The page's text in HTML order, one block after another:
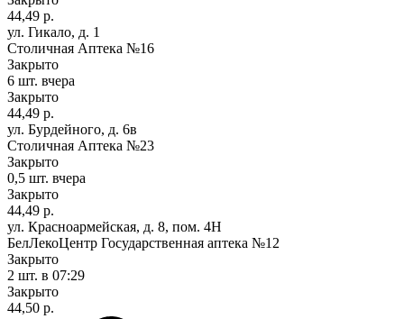
44,49 р.
ул. Гикало, д. 1
Столичная Аптека №16
Закрыто
6 шт. вчера
Закрыто
44,49 р.
ул. Бурдейного, д. 6в
Столичная Аптека №23
Закрыто
0,5 шт. вчера
Закрыто
44,49 р.
ул. Красноармейская, д. 8, пом. 4Н
БелЛекоЦентр Государственная аптека №12
Закрыто
2 шт. в 07:29
Закрыто
44,50 р.